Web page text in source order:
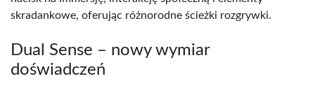
skradankowe, oferując różnorodne ścieżki rozgrywki.
Dual Sense – nowy wymiar
doświadczeń